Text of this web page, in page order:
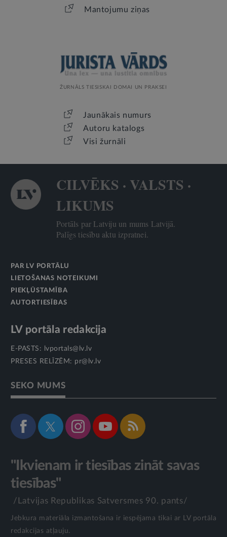
Mantojumu ziņas
ŽURNĀLS TIESISKAI DOMAI UN PRAKSEI
Jaunākais numurs
Autoru katalogs
Visi žurnāli
CILVĒKS · VALSTS ·
LIKUMS
Portāls par Latviju un mums Latvijā.
Palīgs tiesību aktu izpratnei.
PAR LV PORTĀLU
LIETOŠANAS NOTEIKUMI
PIEKĻŪSTAMĪBA
AUTORTIESĪBAS
LV portāla redakcija
E-PASTS:
lvportals@lv.lv
PRESES RELĪZĒM: pr@lv.lv
SEKO MUMS
"Ikvienam ir tiesības zināt savas
tiesības"
/Latvijas Republikas Satversmes 90. pants/
Jebkura materiāla izmantošana ir iespējama tikai ar LV portāla
redakcijas atļauju.